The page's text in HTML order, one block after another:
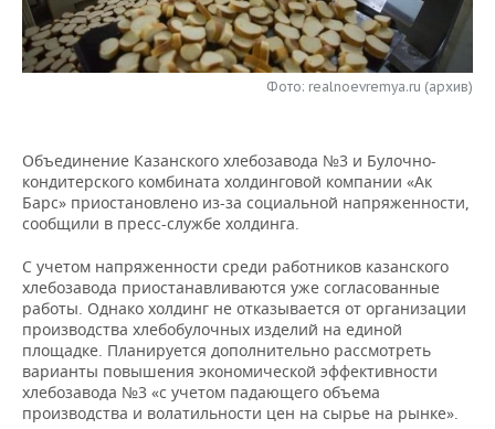
НЕФТЕХИМИЯ
НЕФТЬ
ЭНЕРГЕТИКА
РОЗНИЧНАЯ ТОРГОВЛЯ
НОВОСТИ ТЕХНОЛОГИЙ
ТЕЛЕКОММУНИКАЦИИ
МЕРОПРИЯТИЯ
БИЗНЕС-БРАНЧИ
ОТКРЫТАЯ ЛЕКЦИЯ
ФУТБОЛ
БАСКЕТБОЛ
ВОЛЕЙБОЛ
КИБЕРСПОРТ
НОВОСТИ ОБЩЕСТВА
ИНФРАСТРУКТУРА
ИСТОРИЯ
КУЛЬТУРА
ФОТОГАЛЕРЕЯ
СПРАВОЧНИК
СПИСОК ПЕРСОН
СПИСОК КОМПАНИЙ
ПОЛНАЯ ВЕРСИЯ
Фото: realnoevremya.ru (архив)
Объединение Казанского хлебозавода №3 и Булочно-
кондитерского комбината холдинговой компании «Ак
Барс» приостановлено из-за социальной напряженности,
сообщили в пресс-службе холдинга.
С учетом напряженности среди работников казанского
хлебозавода приостанавливаются уже согласованные
работы. Однако холдинг не отказывается от организации
производства хлебобулочных изделий на единой
площадке. Планируется дополнительно рассмотреть
варианты повышения экономической эффективности
хлебозавода №3 «с учетом падающего объема
производства и волатильности цен на сырье на рынке».